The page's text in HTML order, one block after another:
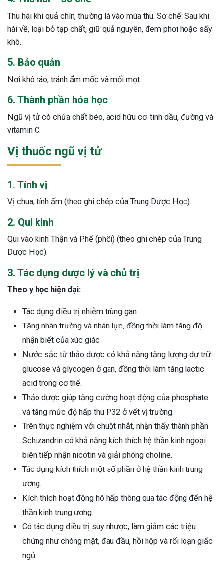
Thu hái khi quả chín, thường là vào mùa thu. Sơ chế: Sau khi
hái về, loại bỏ tạp chất, giữ quả nguyên, đem phơi hoặc sấy
khô.
5. Bảo quản
Nơi khô ráo, tránh ẩm mốc và mối mọt.
6. Thành phần hóa học
Ngũ vị tử có chứa chất béo, acid hữu cơ, tinh dầu, đường và
vitamin C.
Vị thuốc ngũ vị tử
1. Tính vị
Vị chua, tính ấm (theo ghi chép của Trung Dược Học).
2. Qui kinh
Qui vào kinh Thận và Phế (phổi) (theo ghi chép của Trung
Dược Học).
3. Tác dụng dược lý và chủ trị
Theo y học hiện đại:
Tác dụng điều trị nhiễm trùng gan
Tăng nhãn trường và nhãn lực, đồng thời làm tăng độ
nhận biết của xúc giác
Nước sắc từ thảo dược có khả năng tăng lượng dự trữ
glucose và glycogen ở gan, đồng thời làm tăng lactic
acid trong cơ thể.
Thảo dược giúp tăng cường hoạt động của phosphate
và tăng mức độ hấp thu P32 ở vết vị trường.
Trên thực nghiệm với chuột nhắt, nhận thấy thành phần
Schizandrin có khả năng kích thích hệ thần kinh ngoại
biên tiếp nhận nicotin và giải phóng choline.
Tác dụng kích thích một số phần ở hệ thần kinh trung
ương.
Kích thích hoạt động hô hấp thông qua tác động đến hệ
thần kinh trung ương.
Có tác dụng điều trị suy nhược, làm giảm các triệu
chứng như chóng mặt, đau đầu, hồi hộp và rối loạn giấc
ngủ.